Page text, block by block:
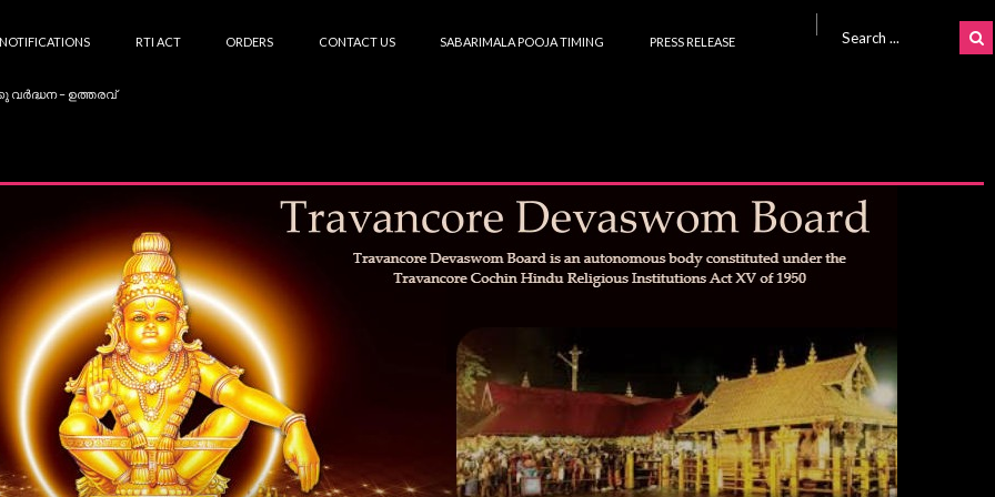
NOTIFICATIONS RTI ACT ORDERS CONTACT US SABARIMALA POOJA TIMING PRESS RELEASE
വർദ്ധന – ഉത്തരവ്